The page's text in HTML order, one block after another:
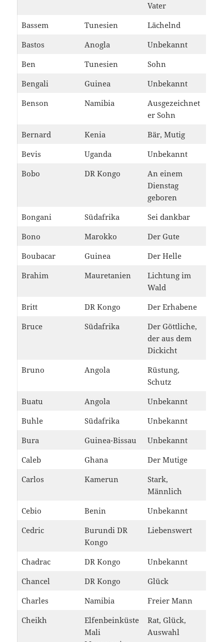
Vater
Bassem
Tunesien
Lächelnd
Bastos
Anogla
Unbekannt
Ben
Tunesien
Sohn
Bengali
Guinea
Unbekannt
Benson
Namibia
Ausgezeichnet
er Sohn
Bernard
Kenia
Bär, Mutig
Bevis
Uganda
Unbekannt
Bobo
DR Kongo
An einem
Dienstag
geboren
Bongani
Südafrika
Sei dankbar
Bono
Marokko
Der Gute
Boubacar
Guinea
Der Helle
Brahim
Mauretanien
Lichtung im
Wald
Britt
DR Kongo
Der Erhabene
Bruce
Südafrika
Der Göttliche,
der aus dem
Dickicht
Bruno
Angola
Rüstung,
Schutz
Buatu
Angola
Unbekannt
Buhle
Südafrika
Unbekannt
Bura
Guinea-Bissau
Unbekannt
Caleb
Ghana
Der Mutige
Carlos
Kamerun
Stark,
Männlich
Cebio
Benin
Unbekannt
Cedric
Burundi DR
Kongo
Liebenswert
Chadrac DR Kongo
Unbekannt
Chancel
DR Kongo
Glück
Charles
Namibia
Freier Mann
Cheikh
Elfenbeinküste
Mali
Rat, Glück,
Auswahl